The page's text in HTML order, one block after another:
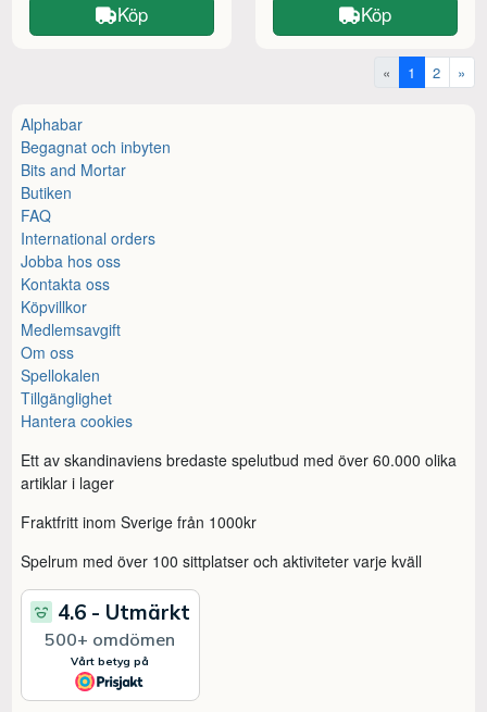
Köp Köp
« 1 2 »
Alphabar
Begagnat och inbyten
Bits and Mortar
Butiken
FAQ
International orders
Jobba hos oss
Kontakta oss
Köpvillkor
Medlemsavgift
Om oss
Spellokalen
Tillgänglighet
Hantera cookies
Ett av skandinaviens bredaste spelutbud med över 60.000 olika
artiklar i lager
Fraktfritt inom Sverige från 1000kr
Spelrum med över 100 sittplatser och aktiviteter varje kväll